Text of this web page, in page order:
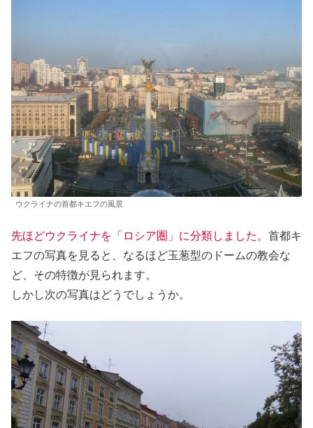
ウクライナの首都キエフの風景
先ほどウクライナを「ロシア圏」に分類しました。 首都キ
エフの写真を見ると、なるほど玉葱型のドームの教会な
ど、その特徴が見られます。
しかし次の写真はどうでしょうか。